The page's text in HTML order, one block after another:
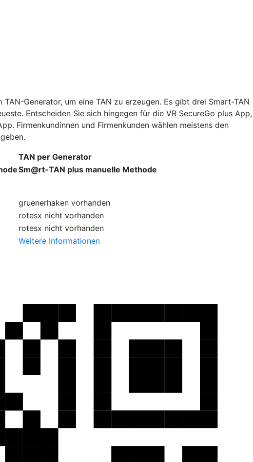
Generator, um eine TAN zu erzeugen. Es gibt drei Smart-TAN
Entscheiden Sie sich hingegen für die VR SecureGo plus App,
Firmenkundinnen und Firmenkunden wählen meistens den
TAN per Generator
Sm@rt-TAN plus manuelle Methode
gruenerhaken vorhanden
rotesx nicht vorhanden
rotesx nicht vorhanden
Weitere Informationen